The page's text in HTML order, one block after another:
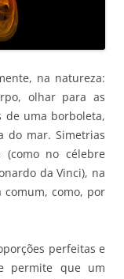
na natureza:
olhar para as
de uma borboleta,
do mar. Simetrias
no célebre
da Vinci), na
como, por
perfeitas e
permite que um